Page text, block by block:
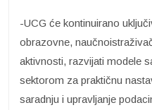
-UCG će kontinuirano
obrazovne,
aktivnosti, razvijati modele
sektorom za praktičnu
saradnju i upravljanje